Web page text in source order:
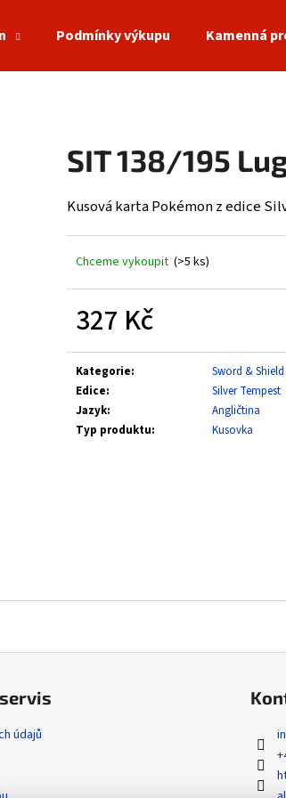
Podmínky výkupu Kamenná
SIT 138/195
Kusová karta Pokémon z edice
Chceme vykoupit (>5 ks)
327 Kč
cena:
Kategorie:
Sword & Shield
Edice:
Silver Tempest
Jazyk:
Angličtina
Typ produktu: Kusovka
najít?
HLEDAT
STAR PROMOS
POR 104/088 MEGA
údajů